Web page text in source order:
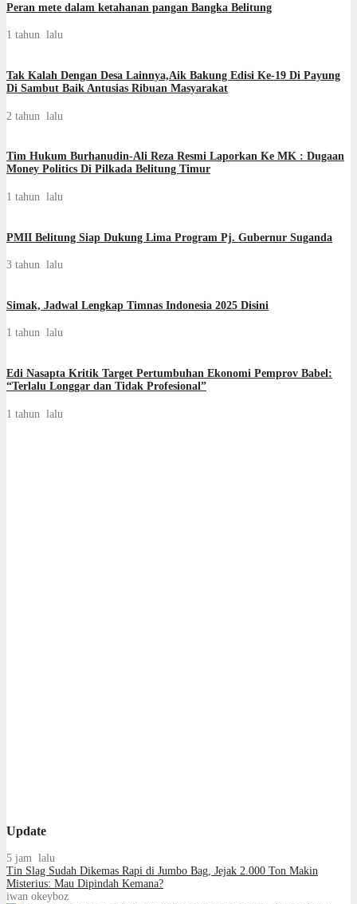
Peran mete dalam ketahanan pangan Bangka Belitung
1 tahun lalu
Tak Kalah Dengan Desa Lainnya,Aik Bakung Edisi Ke-19 Di Payung
Di Sambut Baik Antusias Ribuan Masyarakat
2 tahun lalu
Tim Hukum Burhanudin-Ali Reza Resmi Laporkan Ke MK : Dugaan
Money Politics Di Pilkada Belitung Timur
1 tahun lalu
PMII Belitung Siap Dukung Lima Program Pj. Gubernur Suganda
3 tahun lalu
Simak, Jadwal Lengkap Timnas Indonesia 2025 Disini
1 tahun lalu
Edi Nasapta Kritik Target Pertumbuhan Ekonomi Pemprov Babel:
“Terlalu Longgar dan Tidak Profesional”
1 tahun lalu
Update
5 jam lalu
Tin Slag Sudah Dikemas Rapi di Jumbo Bag, Jejak 2.000 Ton Makin
Misterius: Mau Dipindah Kemana?
iwan okeyboz